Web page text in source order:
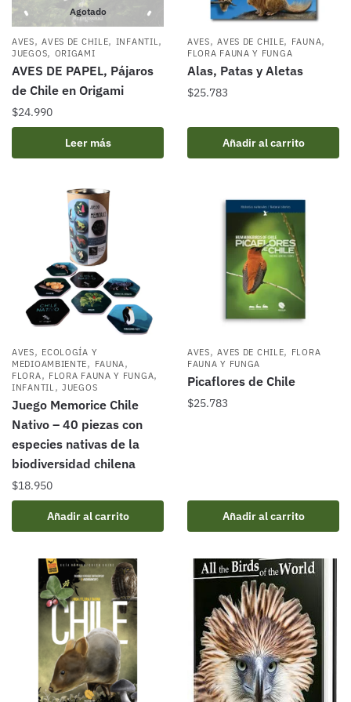
Agotado
AVES,AVES DE CHILE, INFANTIL ,
JUEGOS, ORIGAMI
AVES DE PAPEL, Pájaros
de Chile en Origami
$24.990
Leer más
AVES,AVES DE CHILE, FAUNA,
FLORA FAUNA Y FUNGA
Alas, Patas y Aletas
$25.783
Añadir al carrito
AVES, ECOLOGÍA Y
MEDIOAMBIENTE, FAUNA,
FLORA, FLORA FAUNA Y FUNGA,
INFANTIL ,JUEGOS
Juego Memorice Chile
Nativo – 40 piezas con
especies nativas de la
biodiversidad chilena
$18.950
Añadir al carrito
AVES,AVES DE CHILE, FLORA
FAUNA Y FUNGA
Picaflores de Chile
$25.783
Añadir al carrito